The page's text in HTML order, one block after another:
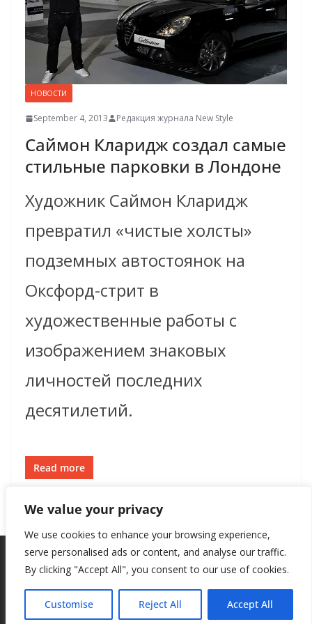
We value your privacy
We use cookies to enhance your browsing experience,
serve personalised ads or content, and analyse our traffic.
By clicking "Accept All", you consent to our use of cookies.
Customise Reject All Accept All
НОВОСТИ
September 4, 2013 Редакция журнала New Style
Саймон Кларидж создал самые
стильные парковки в Лондоне
Художник Саймон Кларидж
превратил «чистые холсты»
подземных автостоянок на
Оксфорд-стрит в
художественные работы с
изображением знаковых
личностей последних
десятилетий.
Read more
Theme:ColorMag by ThemeGrill. Powered byWordPress